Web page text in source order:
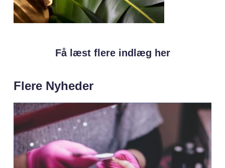
Få læst flere indlæg her
Flere Nyheder